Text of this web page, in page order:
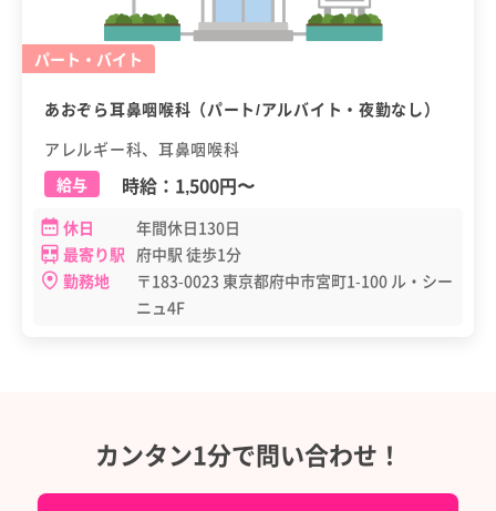
パート・バイト
あおぞら耳鼻咽喉科（パート/アルバイト・夜勤なし）
アレルギー科、耳鼻咽喉科
給与
時給： 1,500円〜
休日
年間休日130日
最寄り駅 府中駅 徒歩1分
勤務地
〒183-0023 東京都府中市宮町1-100 ル・シー
ニュ4F
カンタン1分で問い合わせ！